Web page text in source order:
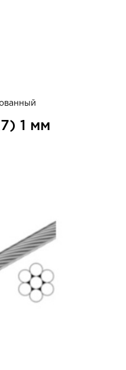
1 мм